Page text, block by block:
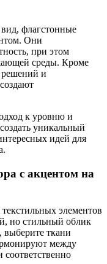
флагстонные
Они
при этом
среды. Кроме
решений и
к уровню и
уникальный
идей для
с акцентом на
элементов
но стильный облик
выберите ткани
между